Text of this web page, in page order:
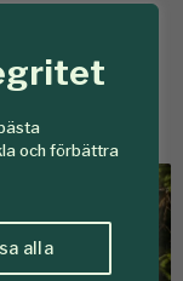
och förbättra
alla
Eller är det en